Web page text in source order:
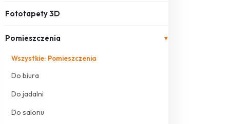
Fototapety 3D
Pomieszczenia ▾
Wszystkie: Pomieszczenia
Do biura
Do jadalni
Do salonu